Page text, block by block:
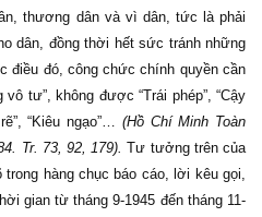
thương dân và vì dân, tức là phải
dân, đồng thời hết sức tránh những
điều đó, công chức chính quyền cần
tư”, không được “Trái phép”, “Cậy
“Kiêu ngạo”… (Hồ Chí Minh Toàn
Tr. 73, 92, 179).Tư tưởng trên của
hàng chục báo cáo, lời kêu gọi,
gian từ tháng 9-1945 đến tháng 11-